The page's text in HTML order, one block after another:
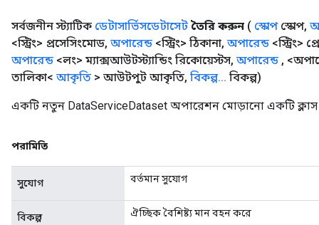
সর্বজনীন স্ট্যাটিক ডেটাসার্ভিসডেটাসেট তৈরি করুন ( স্কোপস্কোপ,
<স্ট্রিং> প্রসেসিংমোড, অপারেন্ড <স্ট্রিং> ঠিকানা, অপারেন্ড <স্ট্রিং>
অপারেন্ড <লং> ম্যাক্সআউটস্ট্যান্ডিং রিকোয়েস্টস, অপারেন্ড ,
তালিকা< আকৃতি > আউটপুট আকৃতি, বিকল্প... বিকল্প)
একটি নতুন DataServiceDataset অপারেশন মোড়ানো একটি ক্লাস
পরামিতি
সুযোগ বর্তমান সুযোগ
বিকল্প ঐচ্ছিক বৈশিষ্ট্য মান বহন করে